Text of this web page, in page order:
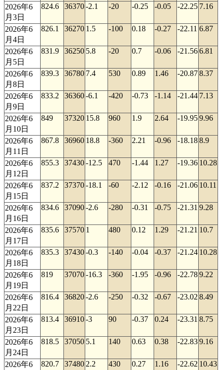
2026年6
月3日
824.6 36370-2.1 -20 -0.25 -0.05 -22.25 7.16
2026年6
月4日
826.1 36270 1.5 -100 0.18 -0.27 -22.11 6.87
2026年6
月5日
831.9 36250 5.8 -20 0.7 -0.06 -21.566.81
2026年6
月8日
839.3 36780 7.4 530 0.89 1.46 -20.878.37
2026年6
月9日
833.2 36360-6.1 -420 -0.73 -1.14 -21.44 7.13
2026年6
月10日
849 37320 15.8 960 1.9 2.64 -19.959.96
2026年6
月11日
867.8 36960 18.8 -360 2.21 -0.96 -18.188.9
2026年6
月12日
855.3 37430-12.5 470 -1.44 1.27 -19.36 10.28
2026年6
月15日
837.2 37370-18.1 -60 -2.12 -0.16 -21.06 10.11
2026年6
月16日
834.6 37090-2.6 -280 -0.31 -0.75 -21.31 9.28
2026年6
月17日
835.6 37570 1 480 0.12 1.29 -21.21 10.7
2026年6
月18日
835.3 37430-0.3 -140 -0.04 -0.37 -21.24 10.28
2026年6
月19日
819 37070-16.3 -360 -1.95 -0.96 -22.789.22
2026年6
月22日
816.4 36820-2.6 -250 -0.32 -0.67 -23.02 8.49
2026年6
月23日
813.4 36910-3 90 -0.37 0.24 -23.31 8.75
2026年6
月24日
818.5 37050 5.1 140 0.63 0.38 -22.839.16
2026年6
820.7 37480 2.2 430 0.27 1.16 -22.62 10.43